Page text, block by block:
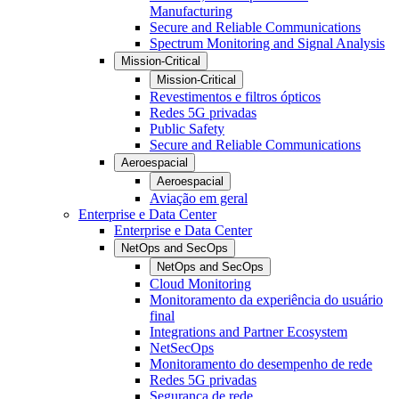
Manufacturing
Secure and Reliable Communications
Spectrum Monitoring and Signal Analysis
Mission-Critical
Mission-Critical
Revestimentos e filtros ópticos
Redes 5G privadas
Public Safety
Secure and Reliable Communications
Aeroespacial
Aeroespacial
Aviação em geral
Enterprise e Data Center
Enterprise e Data Center
NetOps and SecOps
NetOps and SecOps
Cloud Monitoring
Monitoramento da experiência do usuário
final
Integrations and Partner Ecosystem
NetSecOps
Monitoramento do desempenho de rede
Redes 5G privadas